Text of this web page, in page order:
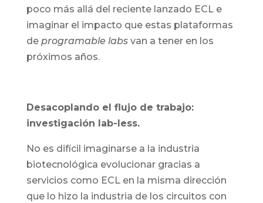
poco más allá del reciente lanzado ECL e
imaginar el impacto que estas plataformas
de programable labsvan a tener en los
próximos años.
Desacoplando el flujo de trabajo:
investigación lab-less.
No es difícil imaginarse a la industria
biotecnológica evolucionar gracias a
servicios como ECL en la misma dirección
que lo hizo la industria de los circuitos con